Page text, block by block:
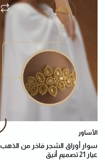
الأساور
سوار أوراق الشجر فاخر من الذهب
عيار 21 تصميم أنيق